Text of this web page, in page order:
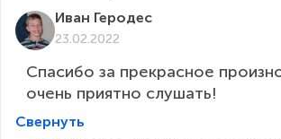
Иван Геродес
23.02.2022
Спасибо за прекрасное
очень приятно слушать!
Свернуть